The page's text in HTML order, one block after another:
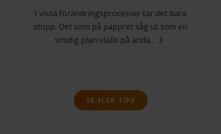
I vissa förändringsprocesser tar det bara
stopp. Det som på pappret såg ut som en
smidig plan ställs på ända...
SE FLER TIPS